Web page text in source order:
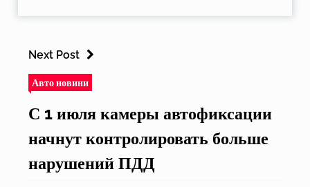
Next Post
Авто новини
С 1 июля камеры автофиксации
начнут контролировать больше
нарушений ПДД